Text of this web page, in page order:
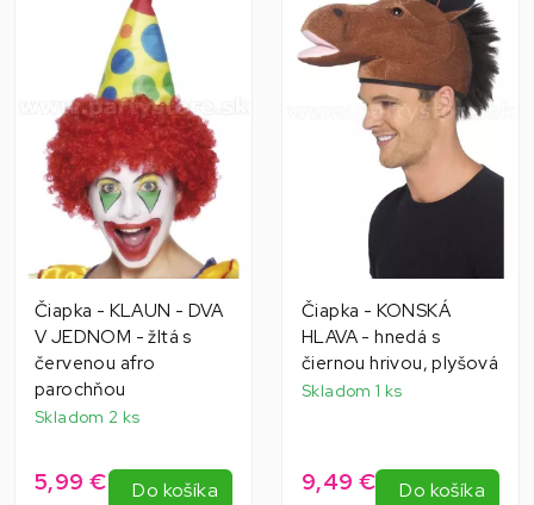
Čiapka - KLAUN - DVA
V JEDNOM - žltá s
červenou afro
parochňou
Skladom 2 ks
5,99 € Do košíka
Čiapka - KONSKÁ
HLAVA - hnedá s
čiernou hrivou, plyšová
Skladom 1 ks
9,49 € Do košíka